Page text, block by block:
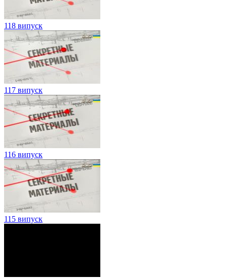
118 випуск
117 випуск
116 випуск
115 випуск